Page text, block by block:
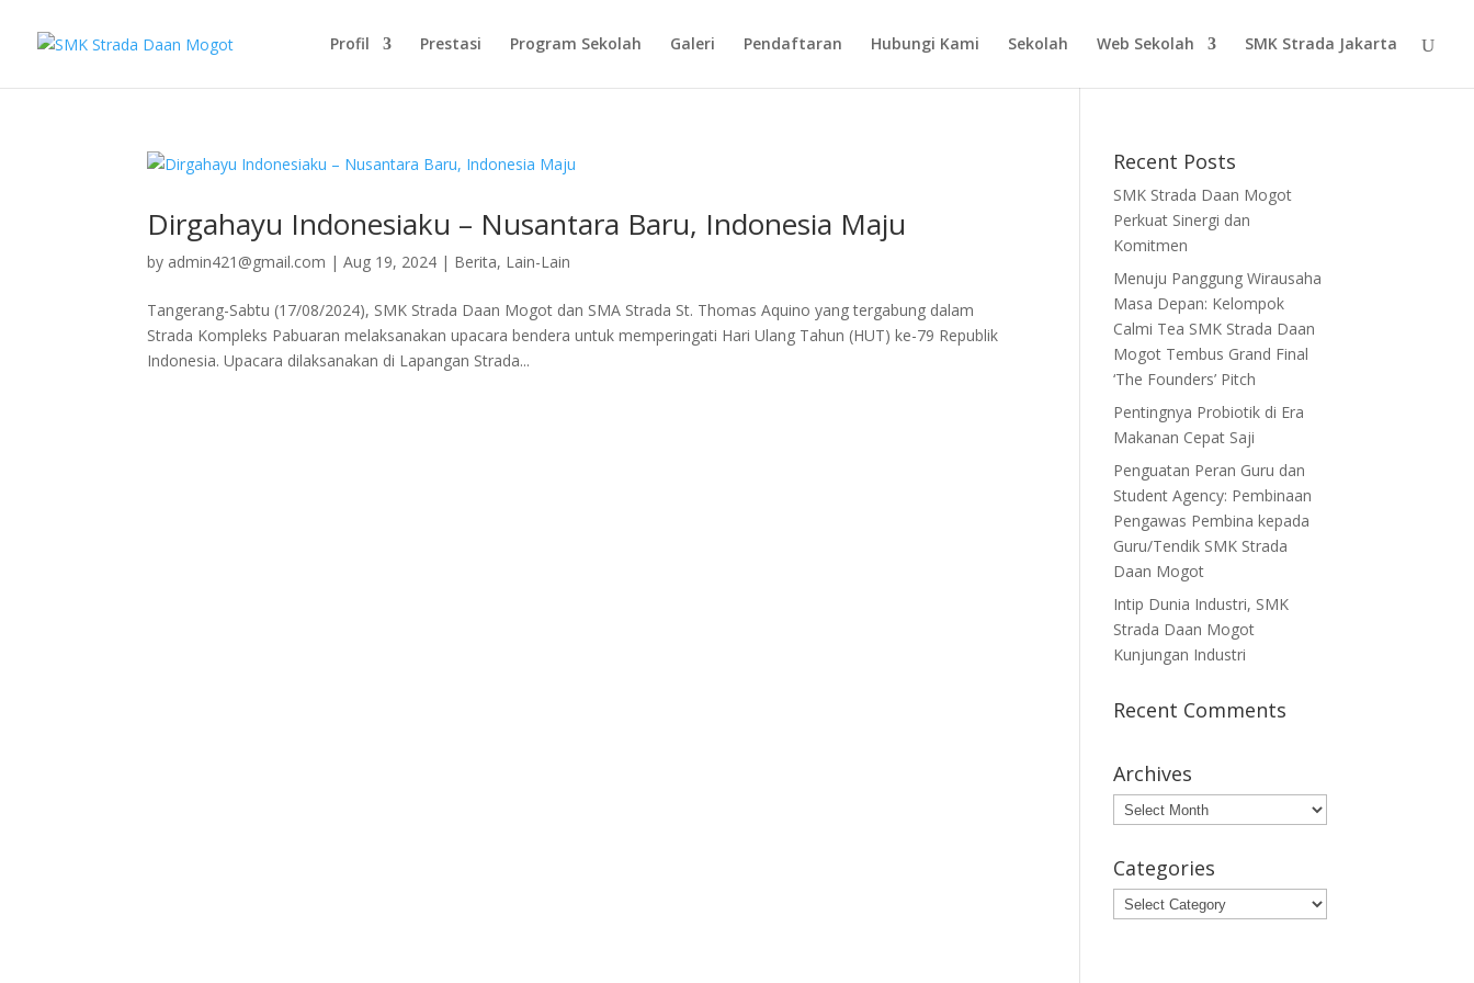
Profil Prestasi Program Sekolah Galeri Pendaftaran Hubungi Kami Sekolah Web Sekolah SMK Strada Jakarta
Dirgahayu Indonesiaku – Nusantara Baru, Indonesia Maju
by admin421@gmail.com |Aug 19, 2024 | Berita, Lain-Lain
Tangerang-Sabtu (17/08/2024), SMK Strada Daan Mogot dan SMA Strada St. Thomas Aquino yang tergabung dalam
Strada Kompleks Pabuaran melaksanakan upacara bendera untuk memperingati Hari Ulang Tahun (HUT) ke-79 Republik
Indonesia. Upacara dilaksanakan di Lapangan Strada...
Recent Posts
SMK Strada Daan Mogot
Perkuat Sinergi dan
Komitmen
Menuju Panggung Wirausaha
Masa Depan: Kelompok
Calmi Tea SMK Strada Daan
Mogot Tembus Grand Final
‘The Founders’ Pitch
Pentingnya Probiotik di Era
Makanan Cepat Saji
Penguatan Peran Guru dan
Student Agency: Pembinaan
Pengawas Pembina kepada
Guru/Tendik SMK Strada
Daan Mogot
Intip Dunia Industri, SMK
Strada Daan Mogot
Kunjungan Industri
Recent Comments
Archives
Archives
Categories
Categories